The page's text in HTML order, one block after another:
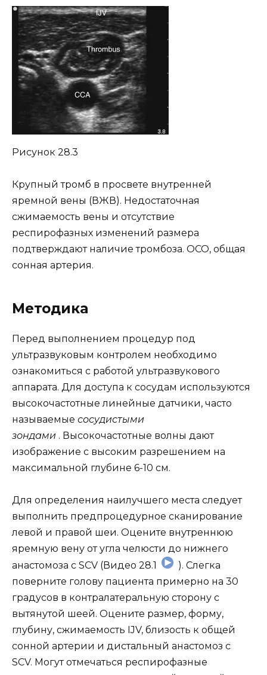
Рисунок 28.3
Крупный тромб в просвете внутренней
яремной вены (ВЖВ). Недостаточная
сжимаемость вены и отсутствие
респирофазных изменений размера
подтверждают наличие тромбоза. ОСО, общая
сонная артерия.
Методика
Перед выполнением процедур под
ультразвуковым контролем необходимо
ознакомиться с работой ультразвукового
аппарата. Для доступа к сосудам используются
высокочастотные линейные датчики, часто
называемые сосудистыми
зондами . Высокочастотные волны дают
изображение с высоким разрешением на
максимальной глубине 6-10 см.
Для определения наилучшего места следует
выполнить предпроцедурное сканирование
левой и правой шеи. Оцените внутреннюю
яремную вену от угла челюсти до нижнего
анастомоза с SCV (Видео 28.1
). Слегка
поверните голову пациента примерно на 30
градусов в контралатеральную сторону с
вытянутой шеей. Оцените размер, форму,
глубину, сжимаемость IJV, близость к общей
сонной артерии и дистальный анастомоз с
SCV. Могут отмечаться респирофазные